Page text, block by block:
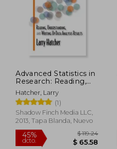
Advanced Statistics in
Research: Reading,
Understanding, and
Writing up Data
Analysis Results (en
Inglés)
Hatcher, Larry
(1)
Shadow Finch Media LLC,
2013, Tapa Blanda, Nuevo